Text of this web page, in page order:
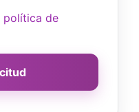
política de